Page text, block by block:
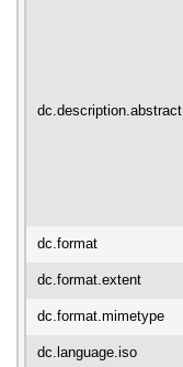
dc.description.abstract
dc.format
dc.format.extent
dc.format.mimetype
dc.language.iso